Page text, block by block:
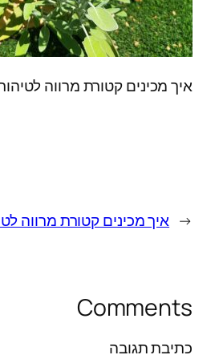
איך מכינים קטורת מרווה
← איך מכינים קטורת מרווה
Comments
כתיבת תגובה